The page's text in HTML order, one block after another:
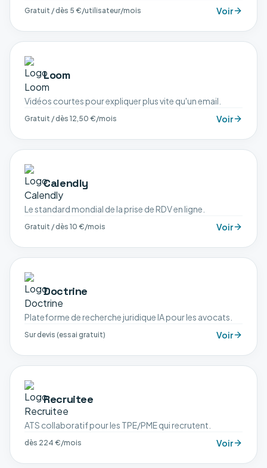
Gratuit / dès 5 €/utilisateur/mois Voir
Loom
Vidéos courtes pour expliquer plus vite qu'un email.
Gratuit / dès 12,50 €/mois Voir
Calendly
Le standard mondial de la prise de RDV en ligne.
Gratuit / dès 10 €/mois Voir
Doctrine
Plateforme de recherche juridique IA pour les avocats.
Sur devis (essai gratuit) Voir
Recruitee
ATS collaboratif pour les TPE/PME qui recrutent.
dès 224 €/mois Voir